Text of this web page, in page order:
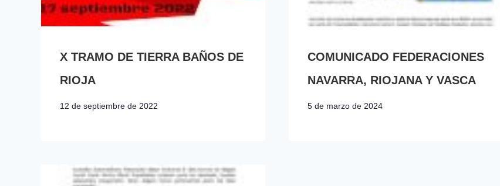
X TRAMO DE TIERRA BAÑOS DE
RIOJA
12 de septiembre de 2022
COMUNICADO FEDERACIONES
NAVARRA, RIOJANA Y VASCA
5 de marzo de 2024